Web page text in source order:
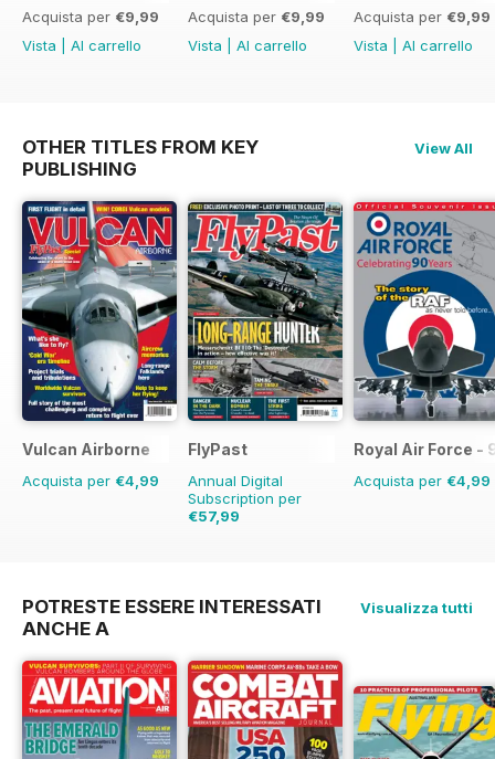
Acquista per €9,99
Vista
Al carrello
Acquista per €9,99
Vista
Al carrello
Acquista per €9,99
Vista
Al carrello
OTHER TITLES FROM KEY
PUBLISHING
View All
Vulcan Airborne
Acquista per €4,99
FlyPast
Annual Digital
Subscription per
€57,99
Royal Air Force -
Acquista per €4,99
POTRESTE ESSERE INTERESSATI
ANCHE A
Visualizza tutti